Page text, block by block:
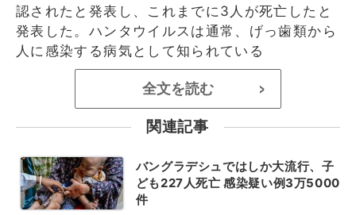
認されたと発表し、これまでに3人が死亡したと
発表した。ハンタウイルスは通常、げっ歯類から
人に感染する病気として知られている
全文を読む >
関連記事
バングラデシュではしか大流行、子
ども227人死亡 感染疑い例3万5000
件